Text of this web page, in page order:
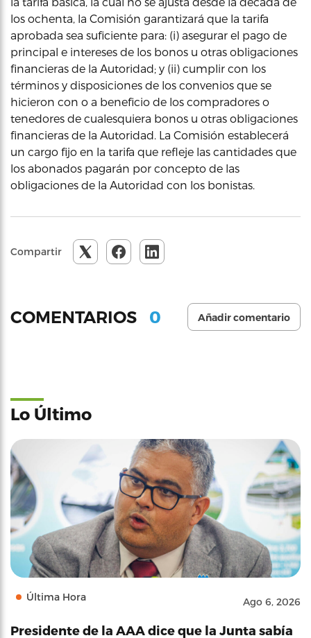
los ochenta, la Comisión garantizará que la tarifa
aprobada sea suficiente para: (i) asegurar el pago de
principal e intereses de los bonos u otras obligaciones
financieras de la Autoridad; y (ii) cumplir con los
términos y disposiciones de los convenios que se
hicieron con o a beneficio de los compradores o
tenedores de cualesquiera bonos u otras obligaciones
financieras de la Autoridad. La Comisión establecerá
un cargo fijo en la tarifa que refleje las cantidades que
los abonados pagarán por concepto de las
obligaciones de la Autoridad con los bonistas.
Compartir
COMENTARIOS 0 Añadir comentario
Lo Último
Última Hora Ago 6, 2026
Presidente de la AAA dice que la Junta sabía